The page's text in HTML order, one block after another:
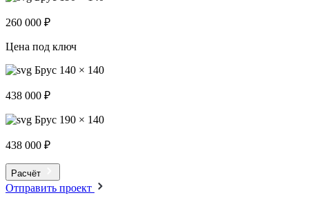
260 000 ₽
Цена под ключ
Брус 140 × 140
438 000 ₽
Брус 190 × 140
438 000 ₽
Расчёт
Отправить проект